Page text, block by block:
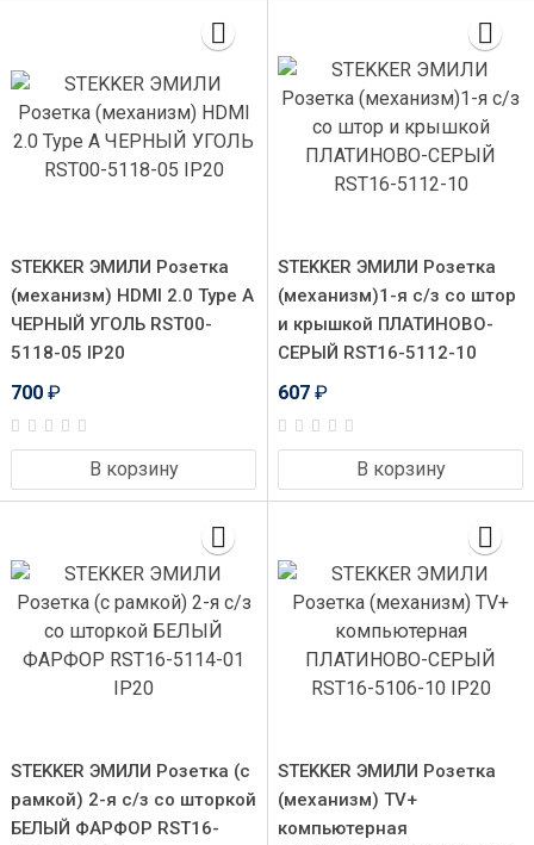
STEKKER ЭМИЛИ Розетка
(механизм) HDMI 2.0 Type A
ЧЕРНЫЙ УГОЛЬ RST00-
5118-05 IP20
700 ₽
В корзину
STEKKER ЭМИЛИ Розетка
(механизм)1-я с/з со штор
и крышкой ПЛАТИНОВО-
СЕРЫЙ RST16-5112-10
607 ₽
В корзину
STEKKER ЭМИЛИ Розетка (с
рамкой) 2-я с/з со шторкой
БЕЛЫЙ ФАРФОР RST16-
STEKKER ЭМИЛИ Розетка
(механизм) TV+
компьютерная